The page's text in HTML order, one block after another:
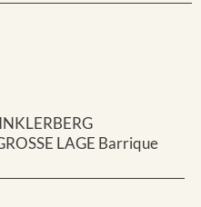
LAGE Barrique